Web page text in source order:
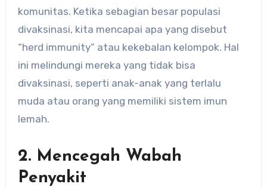
komunitas. Ketika sebagian besar populasi
divaksinasi, kita mencapai apa yang disebut
“herd immunity” atau kekebalan kelompok. Hal
ini melindungi mereka yang tidak bisa
divaksinasi, seperti anak-anak yang terlalu
muda atau orang yang memiliki sistem imun
lemah.
2. Mencegah Wabah
Penyakit